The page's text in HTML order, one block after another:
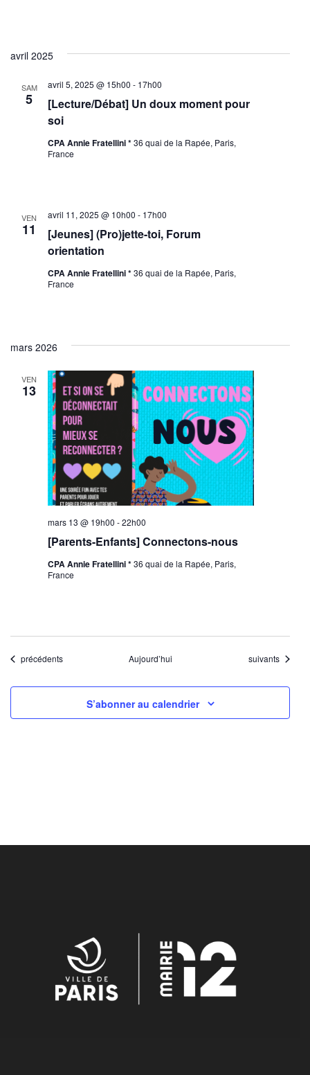
avril 2025
SAM
5
[Lecture/Débat] Un doux moment pour
soi
avril 5, 2025 @ 15h00 - 17h00
CPA Annie Fratellini *36 quai de la Rapée, Paris,
France
VEN
11
[Jeunes] (Pro)jette-toi, Forum
orientation
avril 11, 2025 @ 10h00 - 17h00
CPA Annie Fratellini *36 quai de la Rapée, Paris,
France
mars 2026
VEN
13
[Parents-Enfants] Connectons-nous
mars 13 @ 19h00 -22h00
CPA Annie Fratellini *36 quai de la Rapée, Paris,
France
Évènements
précédents Aujourd’hui Évènements
suivants
S’abonner au calendrier